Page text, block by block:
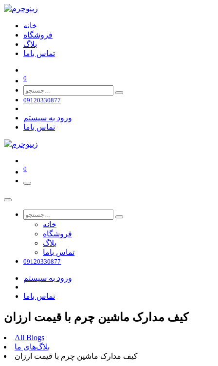
خانه
فروشگاه
بلاگ
تماس باما
0
09120330877
ورود به سیستم
تماس باما
0
خانه
فروشگاه
بلاگ
تماس باما
09120330877
ورود به سیستم
تماس باما
کیف مدارک ماشین چرم با قیمت ارزان
All Blogs
بلاگ‌های ما
کیف مدارک ماشین چرم با قیمت ارزان